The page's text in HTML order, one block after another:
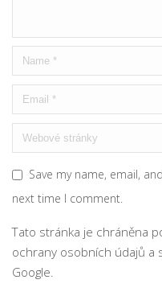
Save my name, email,
next time I comment.
Tato stránka je chráněna
ochrany osobních údajů a
Google.